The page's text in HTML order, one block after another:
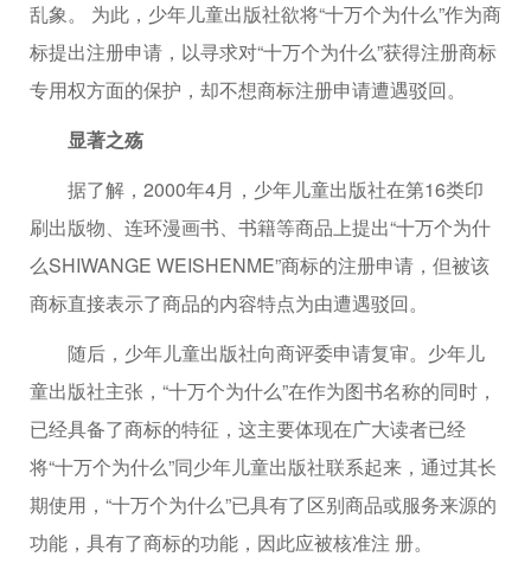
乱象。 为此，少年儿童出版社欲将“十万个为什么”作为商
标提出注册申请，以寻求对“十万个为什么”获得注册商标
专用权方面的保护，却不想商标注册申请遭遇驳回。
显著之殇
据了解，2000年4月，少年儿童出版社在第16类印
刷出版物、连环漫画书、书籍等商品上提出“十万个为什
么SHIWANGE WEISHENME”商标的注册申请，但被该
商标直接表示了商品的内容特点为由遭遇驳回。
随后，少年儿童出版社向商评委申请复审。少年儿
童出版社主张，“十万个为什么”在作为图书名称的同时，
已经具备了商标的特征，这主要体现在广大读者已经
将“十万个为什么”同少年儿童出版社联系起来，通过其长
期使用，“十万个为什么”已具有了区别商品或服务来源的
功能，具有了商标的功能，因此应被核准注 册。